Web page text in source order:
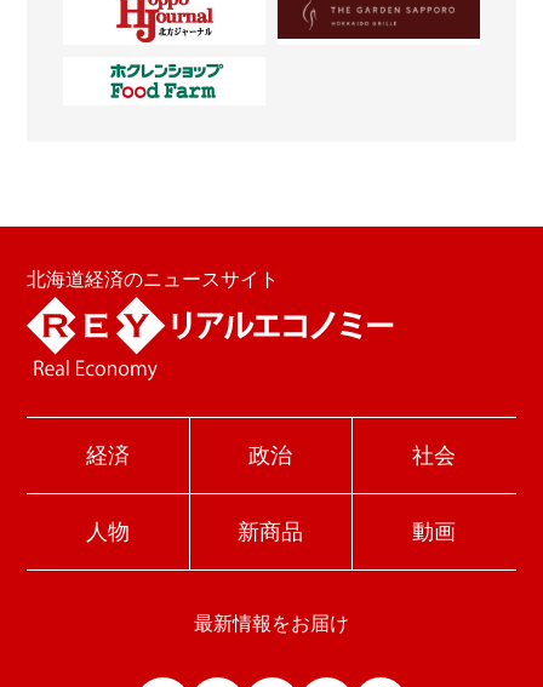
北海道経済のニュースサイト
経済 政治 社会
人物 新商品 動画
最新情報をお届け